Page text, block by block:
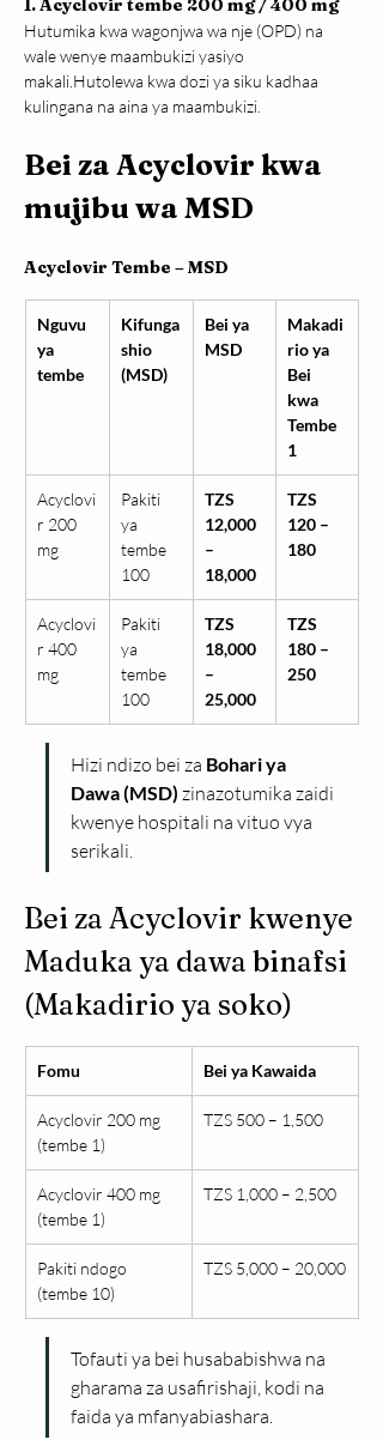
1. Acyclovir tembe 200 mg / 400 mg
Hutumika kwa wagonjwa wa nje (OPD) na
wale wenye maambukizi yasiyo
makali.Hutolewa kwa dozi ya siku kadhaa
kulingana na aina ya maambukizi.
Bei za Acyclovir kwa
mujibu wa MSD
Acyclovir Tembe – MSD
Nguvu
ya
tembe
Kifunga
shio
(MSD)
Bei ya
MSD
Makadi
rio ya
Bei
kwa
Tembe
1
Acyclovi
r 200
mg
Pakiti
ya
tembe
100
TZS
12,000
–
18,000
TZS
120 –
180
Acyclovi
r 400
mg
Pakiti
ya
tembe
100
TZS
18,000
–
25,000
TZS
180 –
250
Hizi ndizo bei za Bohari ya
Dawa (MSD) zinazotumika zaidi
kwenye hospitali na vituo vya
serikali.
Bei za Acyclovir kwenye
Maduka ya dawa binafsi
(Makadirio ya soko)
Fomu Bei ya Kawaida
Acyclovir 200 mg
(tembe 1)
TZS 500 – 1,500
Acyclovir 400 mg
(tembe 1)
TZS 1,000 – 2,500
Pakiti ndogo
(tembe 10)
TZS 5,000 – 20,000
Tofauti ya bei husababishwa na
gharama za usafirishaji, kodi na
faida ya mfanyabiashara.